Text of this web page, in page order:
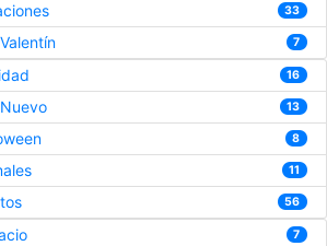
33
7
16
13
8
11
56
7